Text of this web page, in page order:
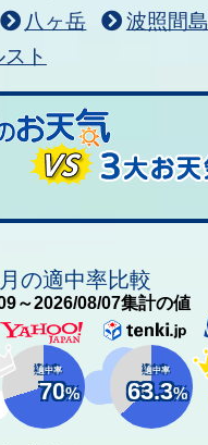
八ヶ岳
波照間島
ト
の適中率比較
～2026/08/07集計の値
適中率
70%
適中率
63.3%